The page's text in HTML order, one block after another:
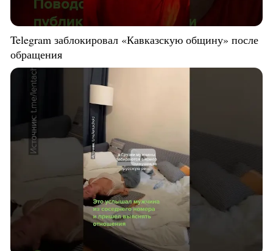
Telegram заблокировал «Кавказскую общину» после
обращения